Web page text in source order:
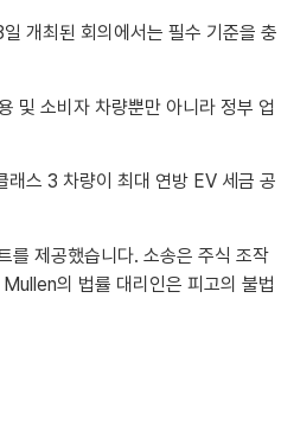
개최된 회의에서는 필수 기준을 충
소비자 차량뿐만 아니라 정부 업
스 3 차량이 최대 연방 EV 세금 공
제공했습니다. 소송은 주식 조작
의 법률 대리인은 피고의 불법